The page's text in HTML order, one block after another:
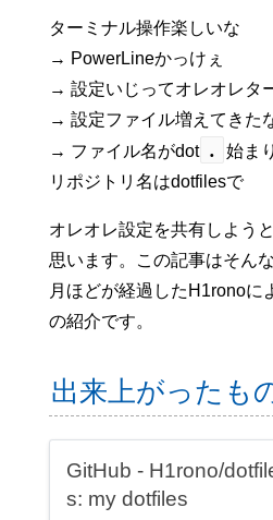
ターミナル操作楽しいな
→ PowerLineかっけぇ
→ 設定いじってオレオレタ
→ 設定ファイル増えてきた
→ ファイル名がdot
.
始ま
リポジトリ名はdotfilesで
オレオレ設定を共有しよう
思います。この記事はそん
月ほどが経過したH1ronoに
の紹介です。
出来上がったも
GitHub - H1rono/
s: my dotfiles